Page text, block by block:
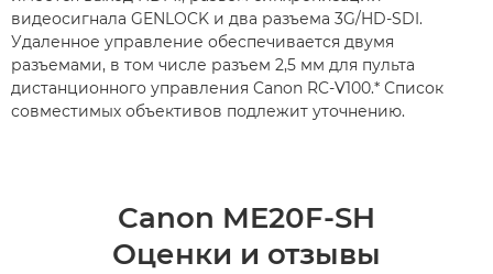
видеосигнала GENLOCK и два разъема 3G/HD-SDI.
Удаленное управление обеспечивается двумя
разъемами, в том числе разъем 2,5 мм для пульта
дистанционного управления Canon RC-V100.* Список
совместимых объективов подлежит уточнению.
Canon ME20F-SH
Оценки и отзывы